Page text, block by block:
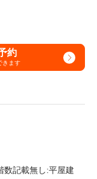
約
きます
数記載無し:平屋建